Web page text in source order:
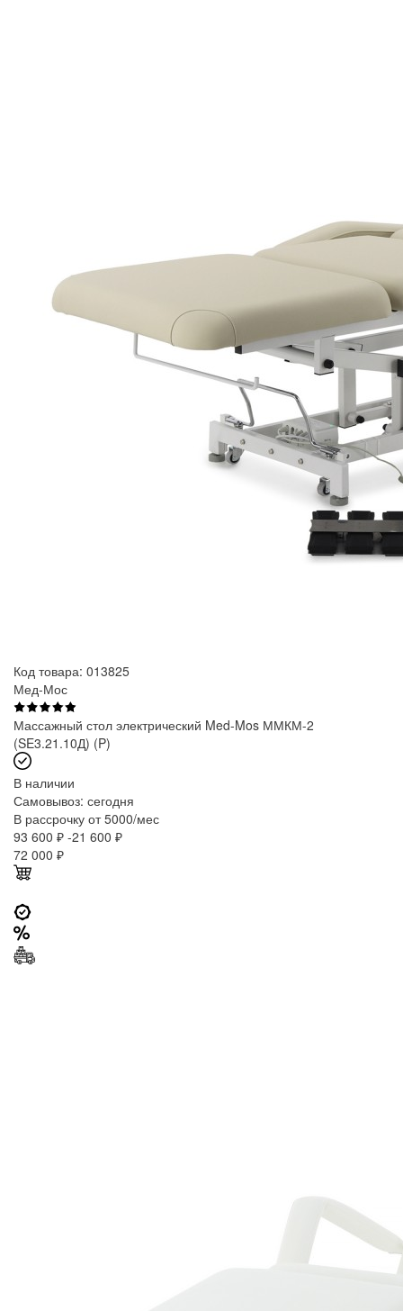
Код товара: 013825
Мед-Мос
Массажный стол электрический Med-Mos ММКМ-2
(SE3.21.10Д) (P)
В наличии
Самовывоз: сегодня
В рассрочку от 5000/мес
93 600 ₽ -21 600 ₽
72 000 ₽